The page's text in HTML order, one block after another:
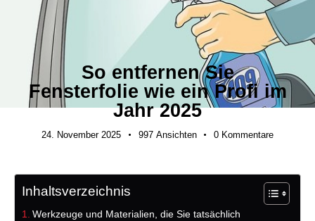
EXPORTLEITFÄDEN
So entfernen Sie
Fensterfolie wie ein Profi im
Jahr 2025
24. November 2025 997 Ansichten 0 Kommentare
Inhaltsverzeichnis
Werkzeuge und Materialien, die Sie tatsächlich